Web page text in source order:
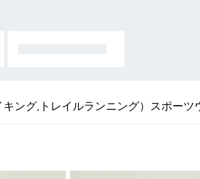
ング,トレイルランニング） スポーツ